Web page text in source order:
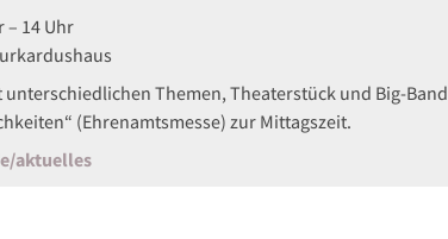
– 14 Uhr
Themen, Theaterstück und Big-Band
(Ehrenamtsmesse) zur Mittagszeit.
aktuelles